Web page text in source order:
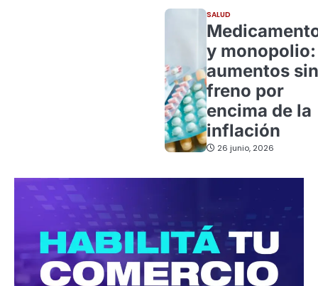
SALUD
y monopolio:
aumentos sin
freno por
encima de la
inflación
26 junio, 2026